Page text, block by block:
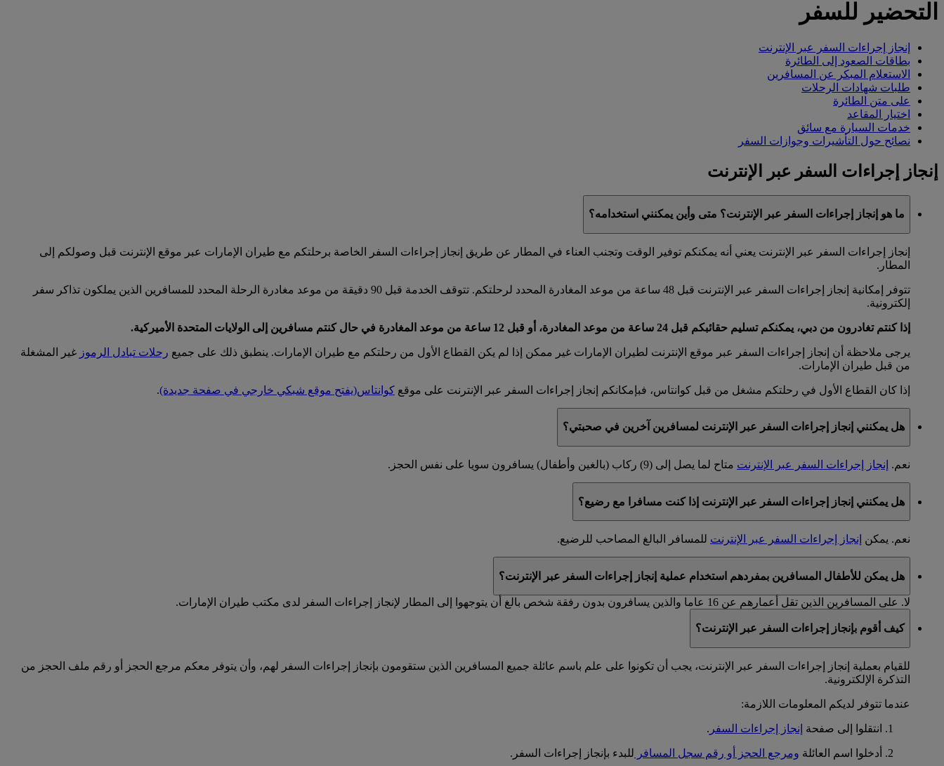
التحضير للسفر
إنجاز إجراءات السفر عبر الإنترنت
بطاقات الصعود إلى الطائرة
الاستعلام المبكر عن المسافرين
طلبات شهادات الرحلات
على متن الطائرة
اختيار المقاعد
خدمات السيارة مع سائق
نصائح حول التأشيرات وجوازات السفر
إنجاز إجراءات السفر عبر الإنترنت
ما هو إنجاز إجراءات السفر عبر الإنترنت؟ متى وأين يمكنني استخدامه؟
إنجاز إجراءات السفر عبر الإنترنت يعني أنه يمكنكم توفير الوقت وتجنب العناء في المطار عن طريق إنجاز إجراءات السفر الخاصة برحلتكم مع طيران الإمارات عبر موقع الإنترنت قبل وصولكم إلى
المطار.
تتوفر إمكانية إنجاز إجراءات السفر عبر الإنترنت قبل 48 ساعة من موعد المغادرة المحدد لرحلتكم. تتوقف الخدمة قبل 90 دقيقة من موعد مغادرة الرحلة المحدد للمسافرين الذين يملكون تذاكر سفر
إلكترونية.
إذا كنتم تغادرون من دبي، يمكنكم تسليم حقائبكم قبل 24 ساعة من موعد المغادرة، أو قبل 12 ساعة من موعد المغادرة في حال كنتم مسافرين إلى الولايات المتحدة الأميركية.
يرجى ملاحظة أن إنجاز إجراءات السفر عبر موقع الإنترنت لطيران الإمارات غير ممكن إذا لم يكن القطاع الأول من رحلتكم مع طيران الإمارات. ينطبق ذلك على جميع رحلات تبادل الرموز غير المشغلة
من قبل طيران الإمارات.
إذا كان القطاع الأول في رحلتكم مشغل من قبل كوانتاس، فبإمكانكم إنجاز إجراءات السفر عبر الإنترنت على موقع كوانتاس(يفتح موقع شبكي خارجي في صفحة جديدة).
هل يمكنني إنجاز إجراءات السفر عبر الإنترنت لمسافرين آخرين في صحبتي؟
نعم. إنجاز إجراءات السفر عبر الإنترنت متاح لما يصل إلى (9) ركاب (بالغين وأطفال) يسافرون سويا على نفس الحجز.
هل يمكنني إنجاز إجراءات السفر عبر الإنترنت إذا كنت مسافرا مع رضيع؟
نعم. يمكن إنجاز إجراءات السفر عبر الإنترنت للمسافر البالغ المصاحب للرضيع.
هل يمكن للأطفال المسافرين بمفردهم استخدام عملية إنجاز إجراءات السفر عبر الإنترنت؟
لا. على المسافرين الذين تقل أعمارهم عن 16 عاما والذين يسافرون بدون رفقة شخص بالغ أن يتوجهوا إلى المطار لإنجاز إجراءات السفر لدى مكتب طيران الإمارات.
كيف أقوم بإنجاز إجراءات السفر عبر الإنترنت؟
للقيام بعملية إنجاز إجراءات السفر عبر الإنترنت، يجب أن تكونوا على علم باسم عائلة جميع المسافرين الذين ستقومون بإنجاز إجراءات السفر لهم، وأن يتوفر معكم مرجع الحجز أو رقم ملف الحجز من
التذكرة الإلكترونية.
عندما تتوفر لديكم المعلومات اللازمة:
انتقلوا إلى صفحة إنجاز إجراءات السفر .
أدخلوا اسم العائلة ومرجع الحجز أو رقم سجل المسافر للبدء بإنجاز إجراءات السفر.